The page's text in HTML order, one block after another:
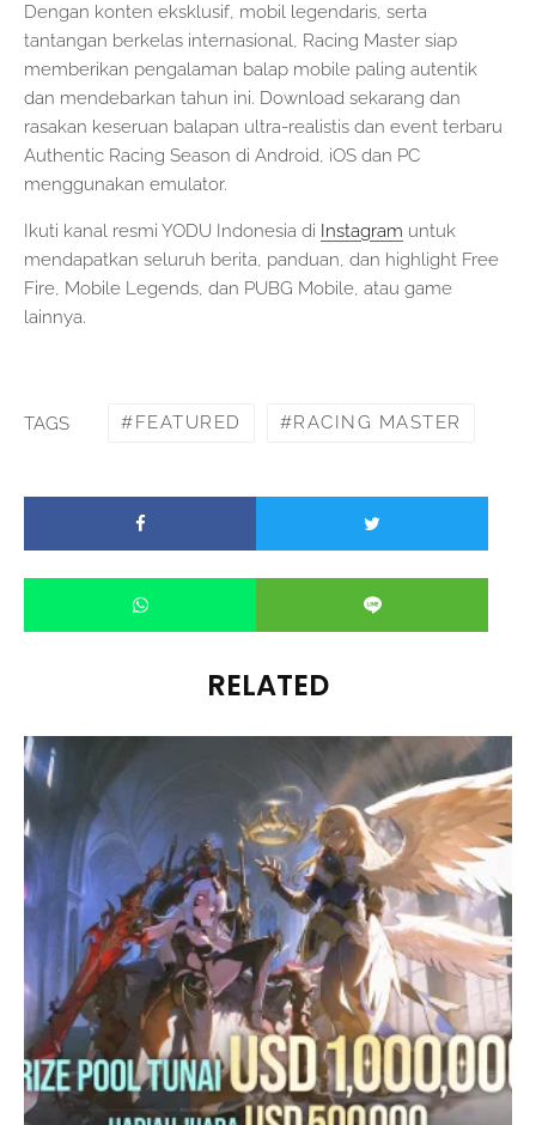
Dengan konten eksklusif, mobil legendaris, serta
tantangan berkelas internasional, Racing Master siap
memberikan pengalaman balap mobile paling autentik
dan mendebarkan tahun ini. Download sekarang dan
rasakan keseruan balapan ultra-realistis dan event terbaru
Authentic Racing Season di Android, iOS dan PC
menggunakan emulator.
Ikuti kanal resmi YODU Indonesia di Instagram untuk
mendapatkan seluruh berita, panduan, dan highlight Free
Fire, Mobile Legends, dan PUBG Mobile, atau game
lainnya.
TAGS FEATURED RACING MASTER
RELATED